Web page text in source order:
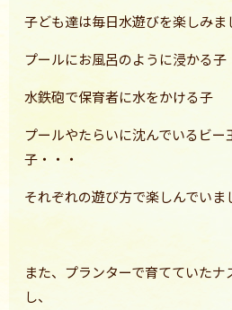
子ども達は毎日水遊びを楽しみ
プールにお風呂のように浸かる子
水鉄砲で保育者に水をかける子
プールやたらいに沈んでいるビー
子・・・
それぞれの遊び方で楽しんでいま
また、プランターで育てていた
し、